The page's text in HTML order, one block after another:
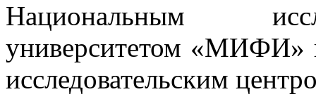
Национальным
университетом «МИФИ»
исследовательским